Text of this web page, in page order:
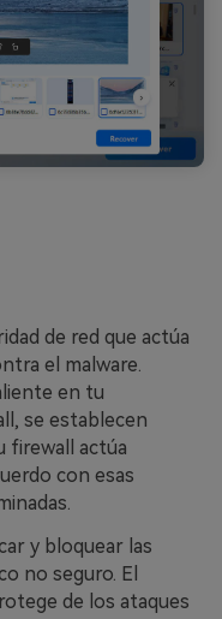
de red que actúa
el malware.
en tu
se establecen
firewall actúa
con esas
y bloquear las
no seguro. El
de los ataques